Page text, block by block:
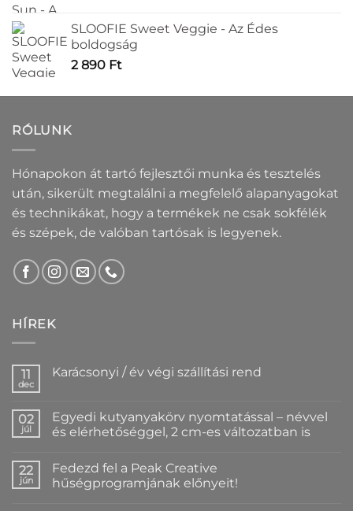
SLOOFIE Sweet Veggie - Az Édes
boldogság
2 890 Ft
RÓLUNK
Hónapokon át tartó fejlesztői munka és tesztelés
után, sikerült megtalálni a megfelelő alapanyagokat
és technikákat, hogy a termékek ne csak sokfélék
és szépek, de valóban tartósak is legyenek.
HÍREK
11
dec
Karácsonyi / év végi szállítási rend
Karácsonyi
/
év
rend
bejegyzéshez
02
júl
Egyedi kutyanyakörv nyomtatással – névvel
és elérhetőséggel, 2 cm-es változatban is
a(z)
Egyedi
kutyanyakörv
22
jún
Fedezd fel a Peak Creative
hűségprogramjának előnyeit!